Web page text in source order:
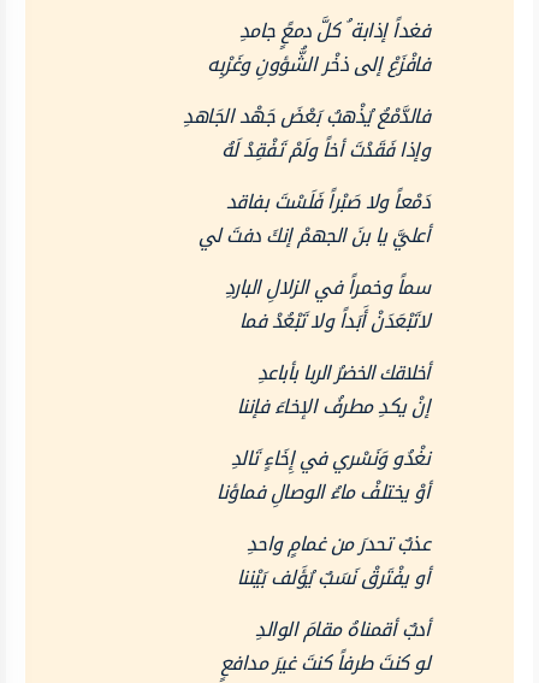
فغداً إذابة ُ كلَّ دمعًٍ جامدِ
فافْزَعْ إلى ذخْر الشُّؤونِ وغَرْبِه
فالدَّمْعُ يُذْهبُ بَعْضَ جَهْد الجَاهدِ
وإذا فَقَدْتَ أخاً ولَمْ تَفْقِدْ لَهُ
دَمْعاً ولا صَبْراً فَلَسْتَ بفاقد
أعليَّ يا بنَ الجهمْ إنكَ دفتَ لي
سماً وخمراً في الزلالِ الباردِ
لاتَبْعَدَنْ أَبَداً ولا تَبْعُدْ فما
أخلاقك الخضرُ الربا بأباعدِ
إنْ يكدِ مطرفُ الإخاءَ فإننا
نغْدُو وَنَسْري في إِخَاءٍ تَالدِ
أوْ يختلفْ ماءُ الوصالِ فماؤنا
عذبٌ تحدرَ من غمامٍ واحدِ
أو يفْتَرقْ نَسَبٌ يُؤَلف بَيْننا
أدبٌ أقمناهُ مقامَ الوالدِ
لو كنتَ طرفاً كنتَ غيرَ مدافعٍ